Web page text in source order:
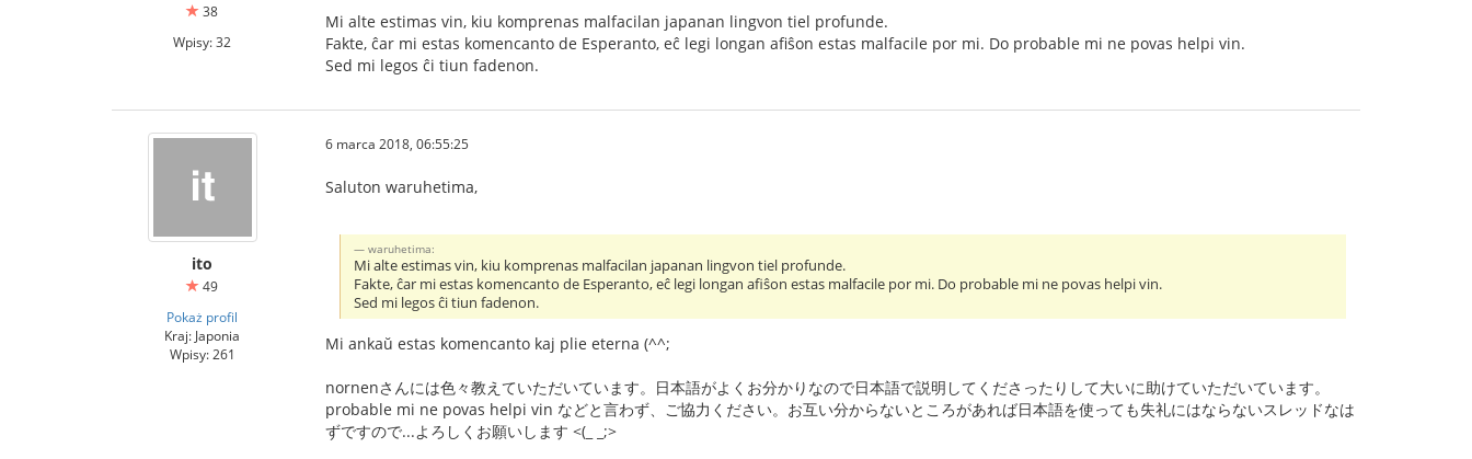
38
Wpisy: 32
Mi alte estimas vin, kiu komprenas malfacilan japanan lingvon tiel profunde.
Fakte, ĉar mi estas komencanto de Esperanto, eĉ legi longan afiŝon estas malfacile por mi. Do probable mi ne povas helpi vin.
Sed mi legos ĉi tiun fadenon.
ito
49
Pokaż profil
Kraj: Japonia
Wpisy: 261
6 marca 2018, 06:55:25
Saluton waruhetima,
waruhetima:
Mi alte estimas vin, kiu komprenas malfacilan japanan lingvon tiel profunde.
Fakte, ĉar mi estas komencanto de Esperanto, eĉ legi longan afiŝon estas malfacile por mi. Do probable mi ne povas helpi vin.
Sed mi legos ĉi tiun fadenon.
Mi ankaŭ estas komencanto kaj plie eterna (^^;
nornenさんには色々教えていただいています。日本語がよくお分かりなので日本語で説明してくださったりして大いに助けていただいています。
probable mi ne povas helpi vin などと言わず、ご協力ください。お互い分からないところがあれば日本語を使っても失礼にはならないスレッドなは
ずですので...よろしくお願いします <(_ _;>